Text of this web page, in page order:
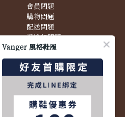
會員問題
購物問題
配送問題
退換貨問題
商品問題
Vanger 風格鞋履